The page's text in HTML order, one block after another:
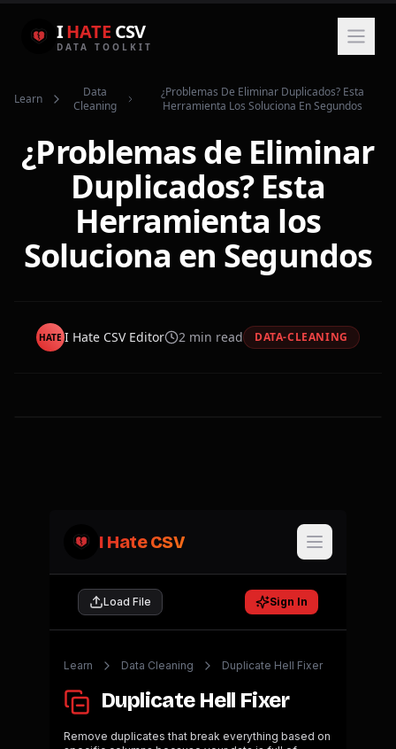
IHATE CSV
DATA TOOLKIT
Learn
Data
Cleaning
¿problemas De Eliminar Duplicados? Esta
Herramienta Los Soluciona En Segundos
¿Problemas de Eliminar
Duplicados? Esta
Herramienta los
Soluciona en Segundos
HATE I Hate CSV Editor 2 min read DATA-CLEANING